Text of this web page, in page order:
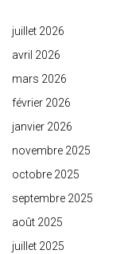
juillet 2026
avril 2026
mars 2026
février 2026
janvier 2026
novembre 2025
octobre 2025
septembre 2025
août 2025
juillet 2025